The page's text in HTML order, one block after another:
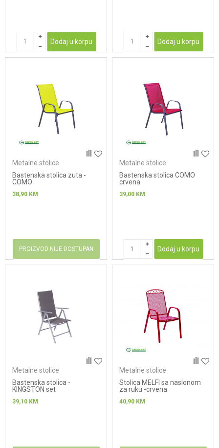
Dodaj u korpu Dodaj u korpu
Metalne stolice
Bastenska stolica zuta -
COMO
38,90 KM
PROIZVOD NIJE DOSTUPAN
Metalne stolice
Bastenska stolica COMO
crvena
39,00 KM
Dodaj u korpu
Metalne stolice
Bastenska stolica -
KINGSTON set
39,10 KM
Metalne stolice
Stolica MELFI sa naslonom
za ruku -crvena
40,90 KM